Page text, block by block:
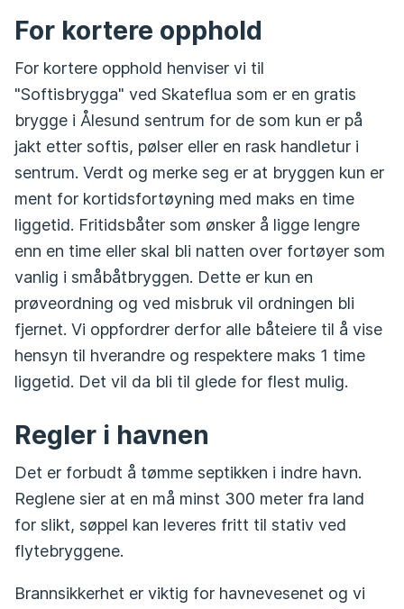
For kortere opphold
For kortere opphold henviser vi til
"Softisbrygga" ved Skateflua som er en gratis
brygge i Ålesund sentrum for de som kun er på
jakt etter softis, pølser eller en rask handletur i
sentrum. Verdt og merke seg er at bryggen kun er
ment for kortidsfortøyning med maks en time
liggetid. Fritidsbåter som ønsker å ligge lengre
enn en time eller skal bli natten over fortøyer som
vanlig i småbåtbryggen. Dette er kun en
prøveordning og ved misbruk vil ordningen bli
fjernet. Vi oppfordrer derfor alle båteiere til å vise
hensyn til hverandre og respektere maks 1 time
liggetid. Det vil da bli til glede for flest mulig.
Regler i havnen
Det er forbudt å tømme septikken i indre havn.
Reglene sier at en må minst 300 meter fra land
for slikt, søppel kan leveres fritt til stativ ved
flytebryggene.
Brannsikkerhet er viktig for havnevesenet og vi